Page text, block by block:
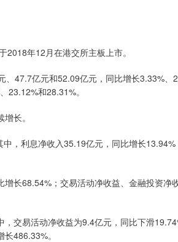
年12月在港交所主板上市。
亿元和52.09亿元，同比增长3.33%、
23.12%和28.31%。
长。
利息净收入35.19亿元，同比增长13.94%
68.54%；交易活动净收益、金融投资净
交易活动净收益为9.4亿元，同比下滑
486.33%。